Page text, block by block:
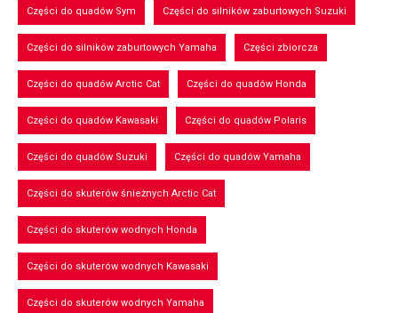
Części do quadów Sym Części do silników zaburtowych Suzuki
Części do silników zaburtowych Yamaha Części zbiorcza
Części do quadów Arctic Cat Części do quadów Honda
Części do quadów Kawasaki Części do quadów Polaris
Części do quadów Suzuki Części do quadów Yamaha
Części do skuterów śnieżnych Arctic Cat
Części do skuterów wodnych Honda
Części do skuterów wodnych Kawasaki
Części do skuterów wodnych Yamaha